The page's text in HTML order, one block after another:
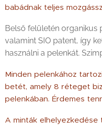
babádnak teljes
Belső felületén organikus
valamint SIO patent, így
használni a pelenkát.
Minden pelenkához
betét, amely 8 réteget
pelenkában. Érdemes
A minták